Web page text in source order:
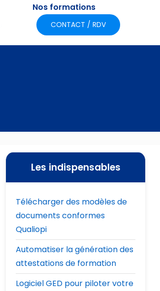
Nos formations
CONTACT / RDV
Les indispensables
Télécharger des modèles de
documents conformes
Qualiopi
Automatiser la génération des
attestations de formation
Logiciel GED pour piloter votre